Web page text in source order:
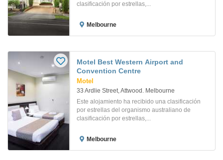
clasificación por estrellas,...
Melbourne
Motel Best Western Airport and
Convention Centre
Motel
33 Ardlie Street, Attwood. Melbourne
Este alojamiento ha recibido una clasificación
por estrellas del organismo australiano de
clasificación por estrellas,...
Melbourne